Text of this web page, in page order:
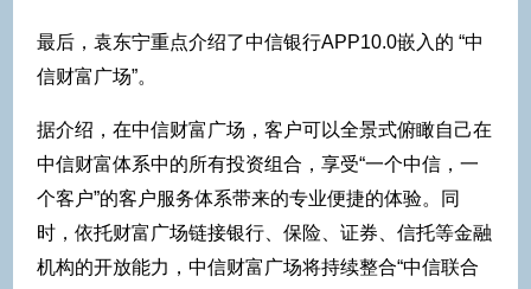
最后，袁东宁重点介绍了中信银行APP10.0嵌入的 “中
信财富广场”。
据介绍，在中信财富广场，客户可以全景式俯瞰自己在
中信财富体系中的所有投资组合，享受“一个中信，一
个客户”的客户服务体系带来的专业便捷的体验。同
时，依托财富广场链接银行、保险、证券、信托等金融
机构的开放能力，中信财富广场将持续整合“中信联合